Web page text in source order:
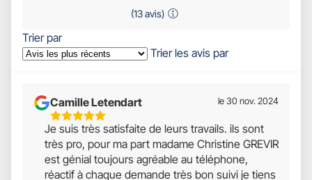
(13 avis)
Trier par
Trier les avis par
Camille Letendart
5
Étoiles
Sur
5
le 30 nov. 2024
Je suis très satisfaite de leurs travails. ils sont
très pro, pour ma part madame Christine GREVIR
est génial toujours agréable au téléphone,
réactif à chaque demande très bon suivi je tiens